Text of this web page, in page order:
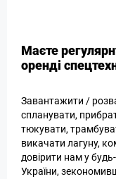
Маєте
оренді
Завантажити /
спланувати,
тюкувати,
викачати лагуну,
довірити нам у
України,